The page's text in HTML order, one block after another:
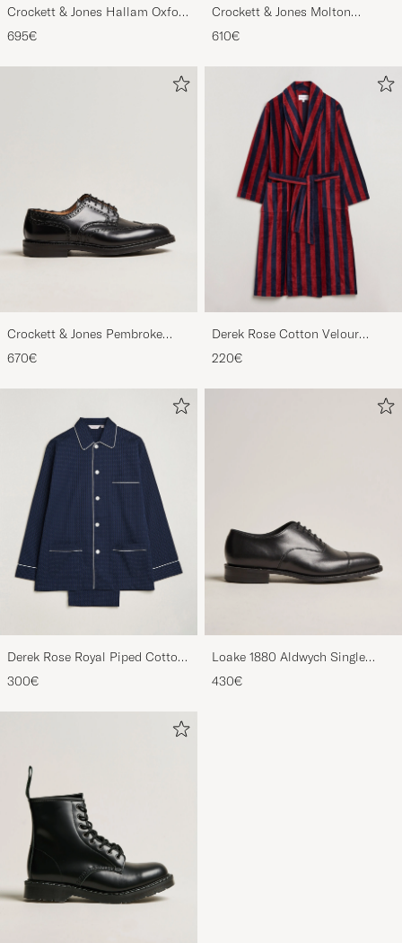
Crockett & Jones Hallam Oxford
Black Calf
695€
Crockett & Jones Molton
Chukka Black Rough-Out Suede
610€
Crockett & Jones Pembroke
Derbys Black Calf
670€
Derek Rose Cotton Velour
Striped Gown Red/Blue
220€
Derek Rose Royal Piped Cotton
Pyjama Set Navy
300€
Loake 1880 Aldwych Single
Oxford Black Calf
430€